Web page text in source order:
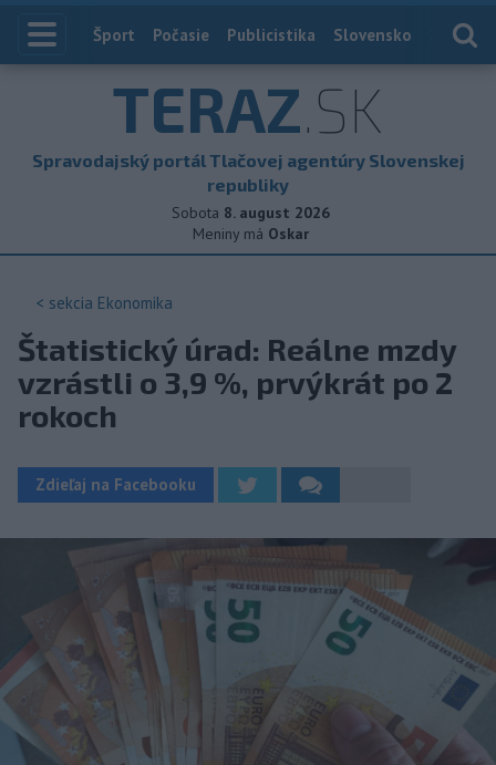
Index
Šport Počasie Publicistika Slovensko
TERAZ.SK
Spravodajský portál Tlačovej agentúry Slovenskej
republiky
Sobota 8. august 2026
Meniny má Oskar
< sekcia Ekonomika
Štatistický úrad: Reálne mzdy
vzrástli o 3,9 %, prvýkrát po 2
rokoch
Zdieľaj na Facebooku